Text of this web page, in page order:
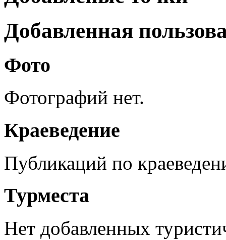
Добавленная
Фото
Фотографий нет.
Краеведение
Публикаций по
Турместа
Нет добавленных